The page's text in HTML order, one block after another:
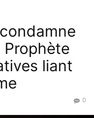
liant
0